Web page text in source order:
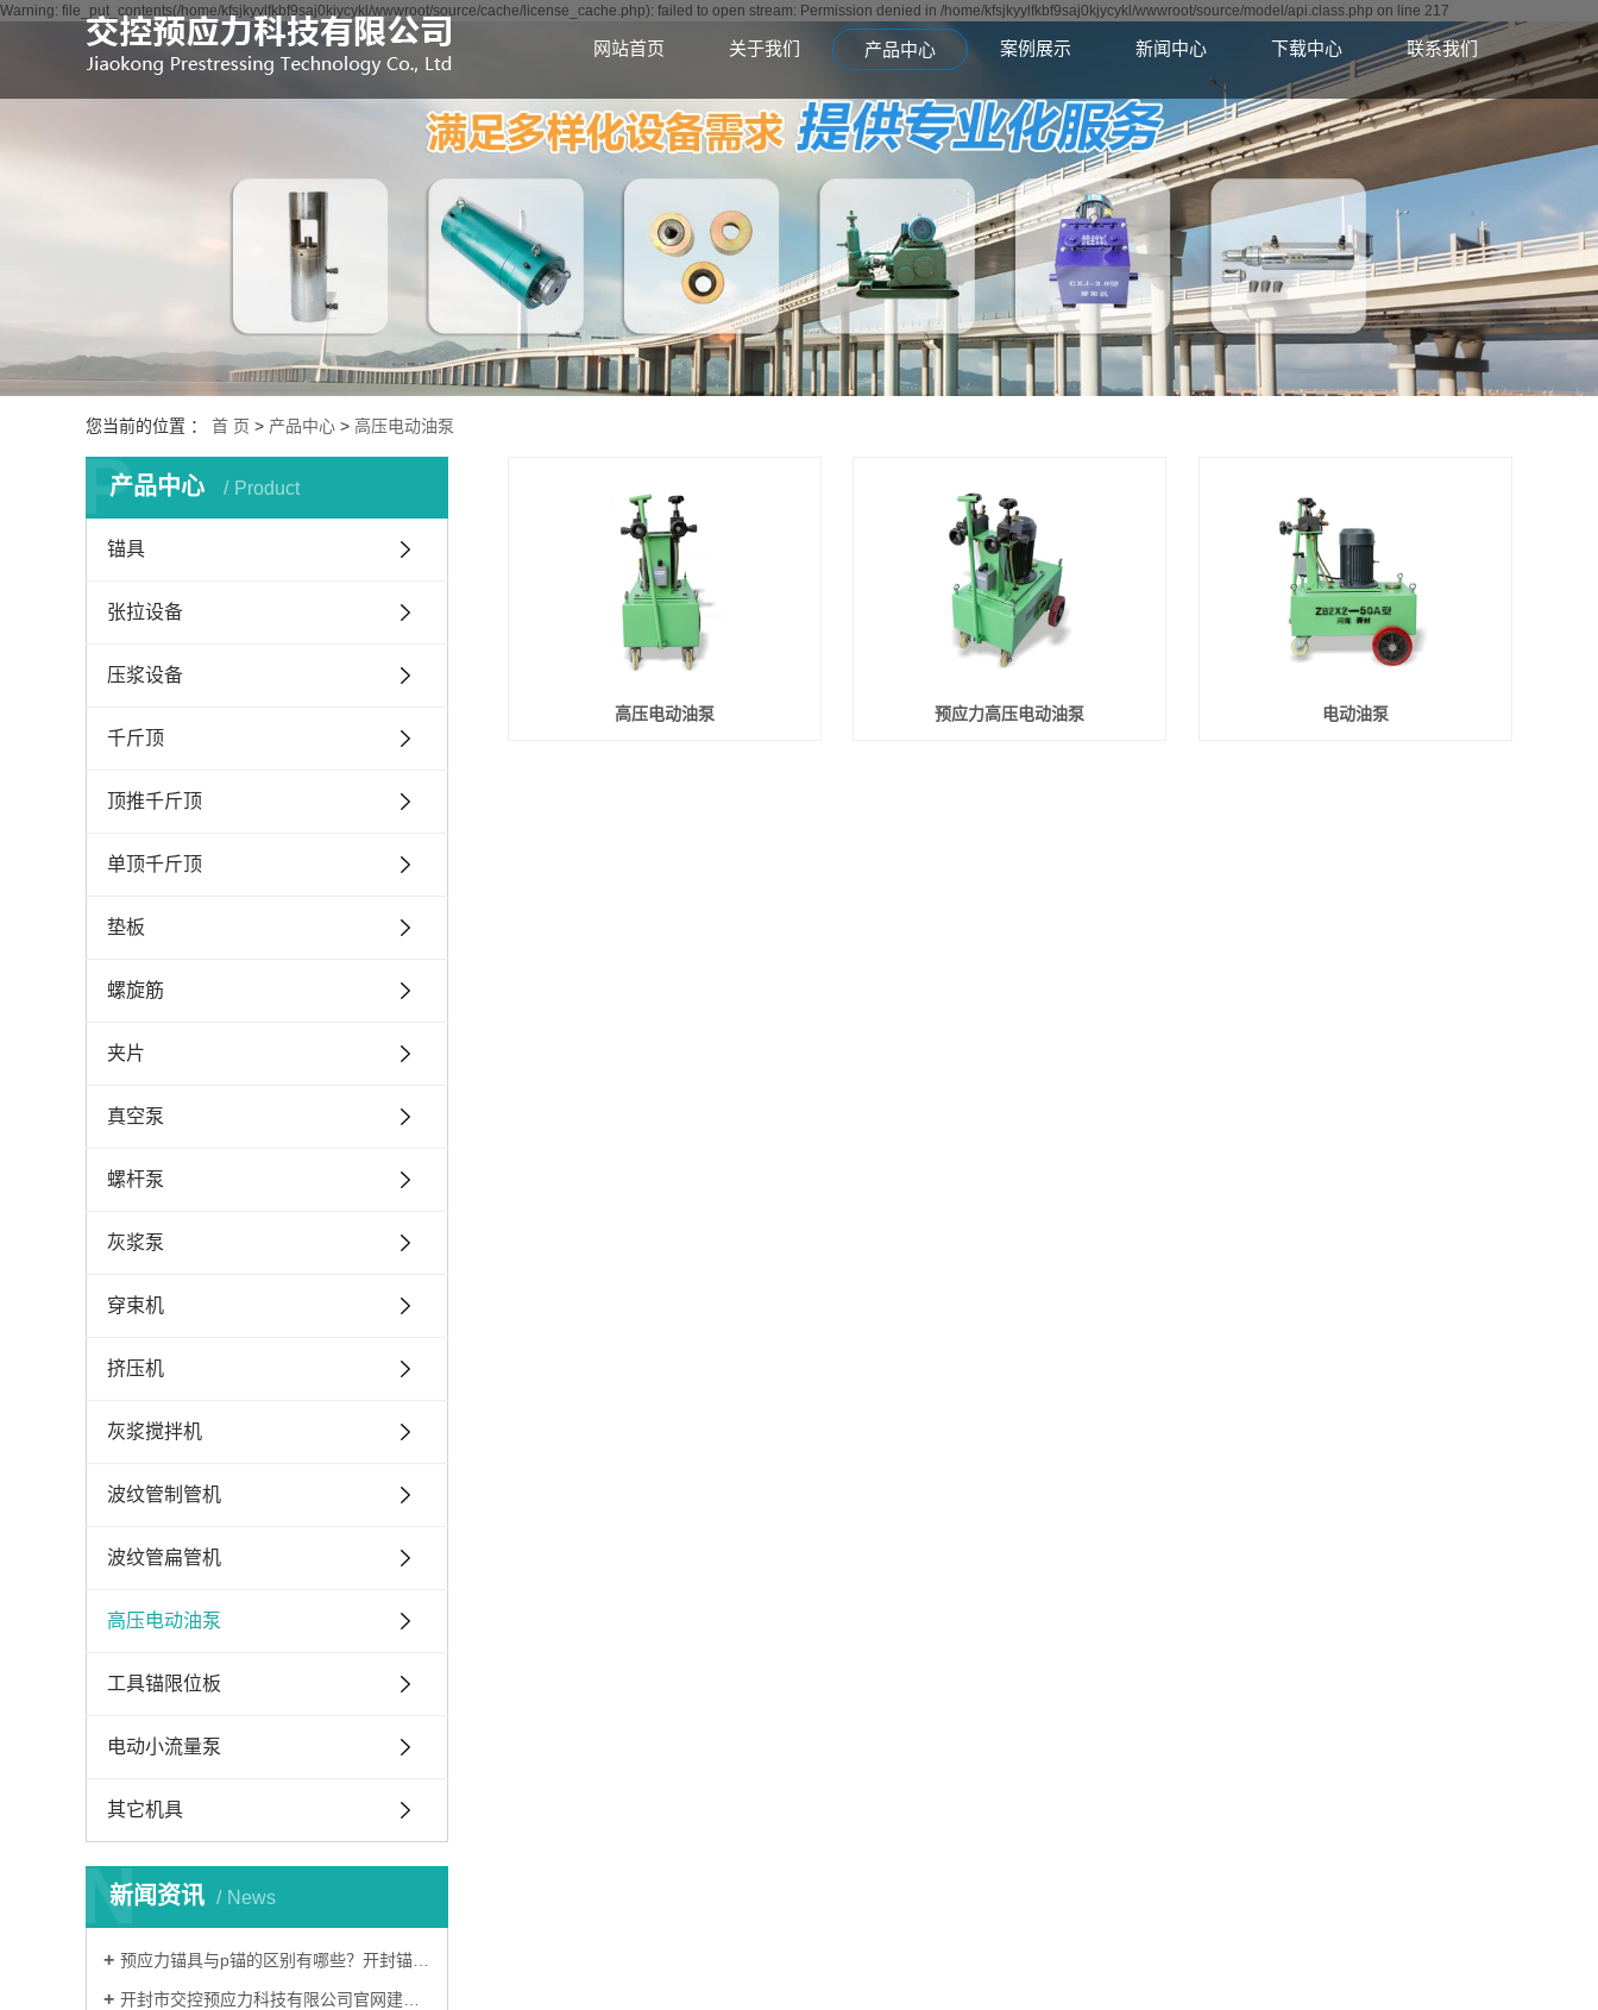
Warning: file_put_contents(/home/kfsjkyylfkbf9saj0kjycykl/wwwroot/source/cache/license_cache.php): failed to open stream: Permission denied in /home/kfsjkyylfkbf9saj0kjycykl/wwwroot/source/model/api.class.php on line 217
网站首页 关于我们 产品中心 案例展示 新闻中心 下载中心 联系我们
您当前的位置 ： 首 页 > 产品中心 > 高压电动油泵
产品中心 Product
P
锚具
张拉设备
压浆设备
千斤顶
顶推千斤顶
单顶千斤顶
垫板
螺旋筋
夹片
真空泵
螺杆泵
灰浆泵
穿束机
挤压机
灰浆搅拌机
波纹管制管机
波纹管扁管机
高压电动油泵
工具锚限位板
电动小流量泵
其它机具
新闻资讯 News
N
预应力锚具与p锚的区别有哪些？开封锚具厂家哪家好？
开封市交控预应力科技有限公司官网建设完成！
高压电动油泵 预应力高压电动油泵 电动油泵